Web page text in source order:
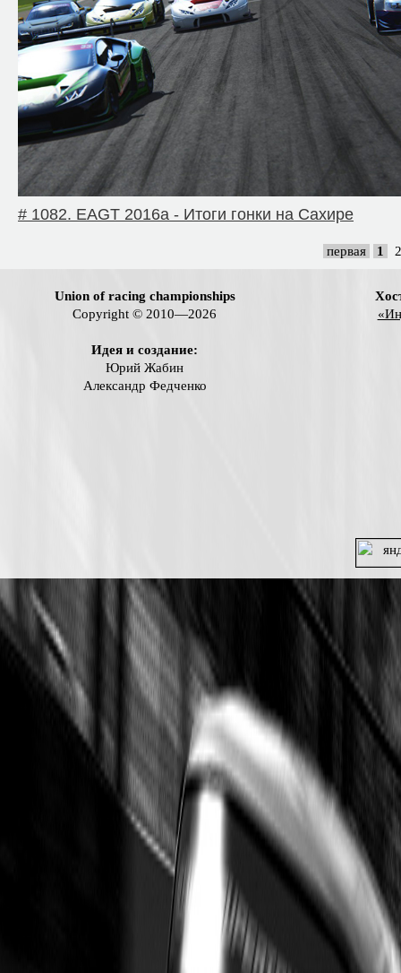
# 1082. EAGT 2016a - Итоги гонки на Сахире
первая 1
Union of racing championships
Copyright © 2010—2026
Идея и создание:
Юрий Жабин
Александр Федченко